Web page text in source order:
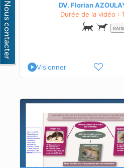
DV. Florian
Durée de la vidéo :
Visionner